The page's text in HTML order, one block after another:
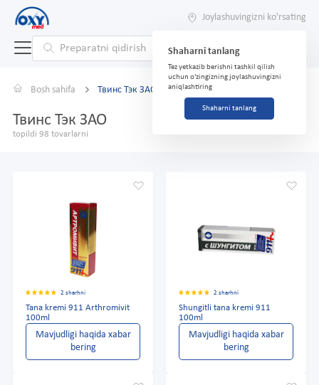
Joylashuvingizni ko'rsating
Shaharni tanlang
Tez yetkazib berishni tashkil qilish
uchun o'zingizning joylashuvingizni
aniqlashtiring
Shaharni tanlang
Bosh sahifa Твинс Тэк ЗАО
Твинс Тэк ЗАО
topildi 98 tovarlarni
2 sharhni
Tana kremi 911 Arthromivit
100ml
Mavjudligi haqida xabar
bering
2 sharhni
Shungitli tana kremi 911
100ml
Mavjudligi haqida xabar
bering